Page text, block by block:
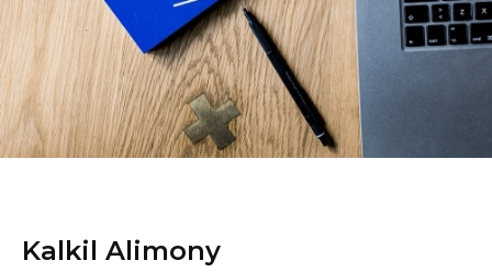
Kalkil Alimony